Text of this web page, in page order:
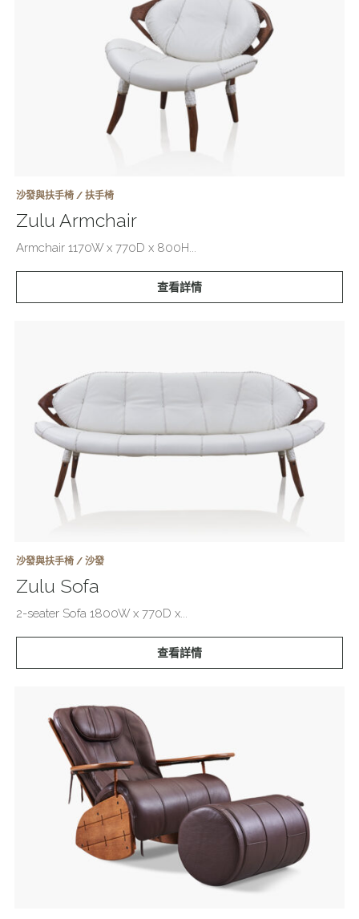
沙發與扶手椅 / 扶手椅
Zulu Armchair
Armchair 1170W x 770D x 800H...
查看詳情
沙發與扶手椅 / 沙發
Zulu Sofa
2-seater Sofa 1800W x 770D x...
查看詳情